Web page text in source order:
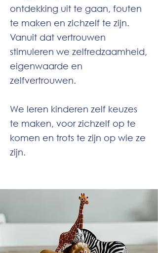
ontdekking uit te gaan, fouten
te maken en zichzelf te zijn.
Vanuit dat vertrouwen
stimuleren we zelfredzaamheid,
eigenwaarde en
zelfvertrouwen.
We leren kinderen zelf keuzes
te maken, voor zichzelf op te
komen en trots te zijn op wie ze
zijn.